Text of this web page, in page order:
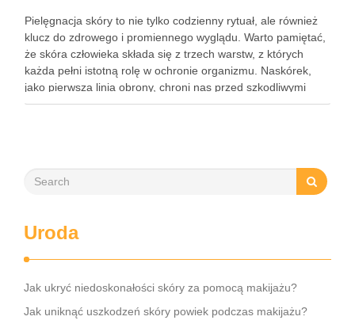
Pielęgnacja skóry to nie tylko codzienny rytuał, ale również
klucz do zdrowego i promiennego wyglądu. Warto pamiętać,
że skóra człowieka składa się z trzech warstw, z których
każda pełni istotną rolę w ochronie organizmu. Naskórek,
jako pierwsza linia obrony, chroni nas przed szkodliwymi
czynnikami zewnętrznymi, a nawilżająca skóra właściwa,
Uroda
Jak ukryć niedoskonałości skóry za pomocą makijażu?
Jak uniknąć uszkodzeń skóry powiek podczas makijażu?